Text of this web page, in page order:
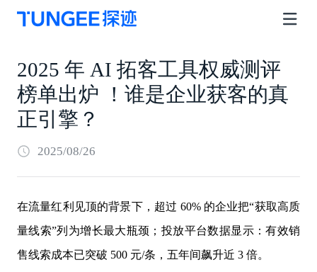
2025 年 AI 拓客工具权威测评
榜单出炉 ！谁是企业获客的真
正引擎？
2025/08/26
在流量红利见顶的背景下，超过 60% 的企业把“获取高质
量线索”列为增长最大瓶颈；投放平台数据显示：有效销
售线索成本已突破 500 元/条，五年间飙升近 3 倍。